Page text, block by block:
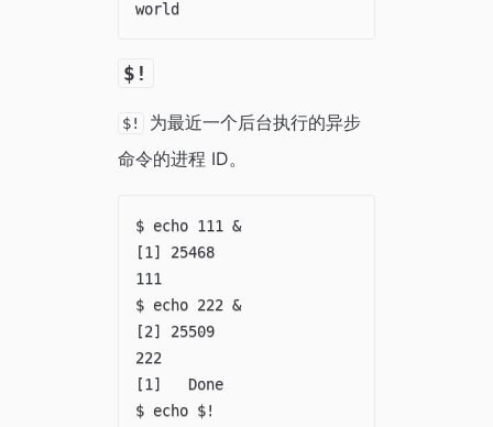
$!
$!
为最近一个后台执行的异步
命令的进程 ID。
$ echo 111 &
[1] 25468
111
$ echo 222 &
[2] 25509
222
[1]   Done                    echo 111
$ echo $!